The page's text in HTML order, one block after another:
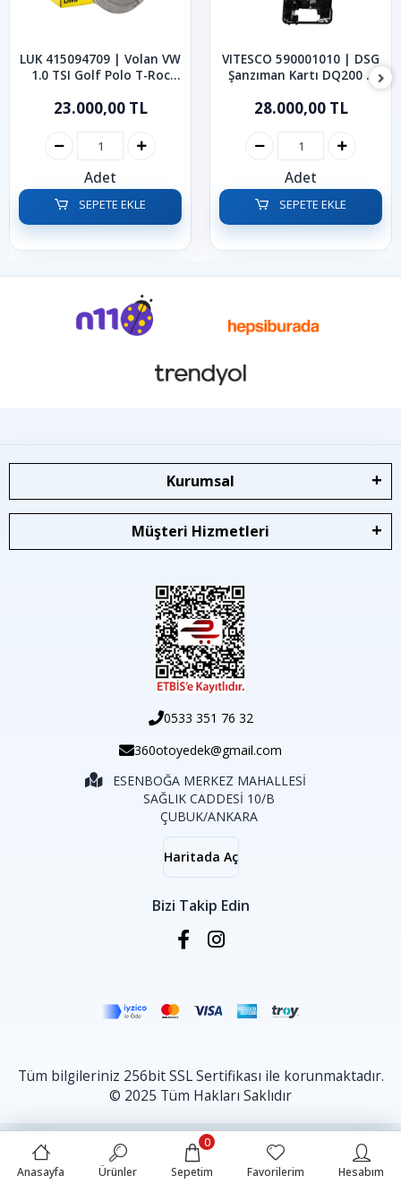
LUK 415094709 | Volan VW
1.0 TSI Golf Polo T-Roc
23.000,00 TL
Adet
SEPETE EKLE
VITESCO 590001010 | DSG
Şanzıman Kartı DQ200 7
Passat Caddy
28.000,00 TL
Adet
SEPETE EKLE
Kurumsal
Müşteri Hizmetleri
0533 351 76 32
360otoyedek@gmail.com
ESENBOĞA MERKEZ MAHALLESİ
SAĞLIK CADDESİ 10/B
ÇUBUK/ANKARA
Haritada Aç
Bizi Takip Edin
Tüm bilgileriniz 256bit SSL Sertifikası ile korunmaktadır.
© 2025 Tüm Hakları Saklıdır
Anasayfa Ürünler Sepetim
0
Favorilerim
Hesabım